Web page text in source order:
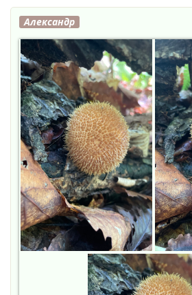
Александр